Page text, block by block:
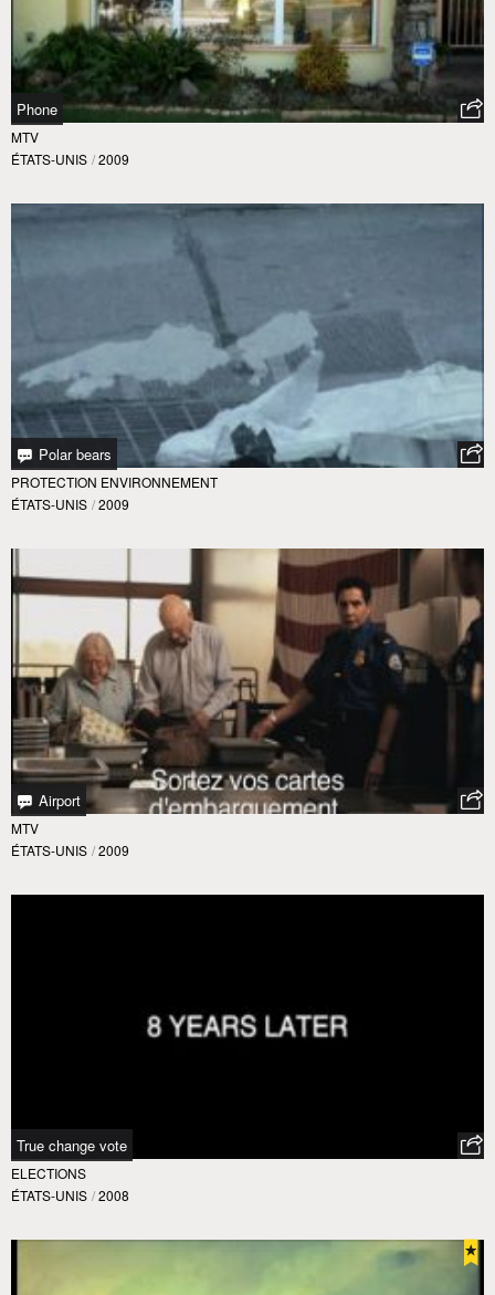
Phone
MTV
ÉTATS-UNIS / 2009
Polar bears
PROTECTION ENVIRONNEMENT
ÉTATS-UNIS / 2009
Airport
MTV
ÉTATS-UNIS / 2009
True change vote
ELECTIONS
ÉTATS-UNIS / 2008